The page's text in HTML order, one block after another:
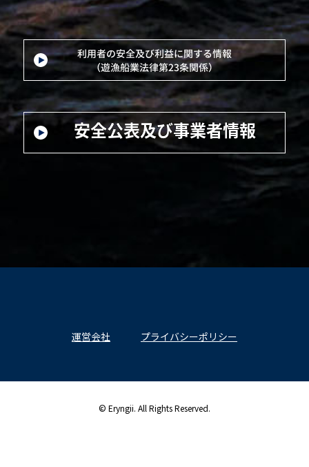
運営会社 プライバシーポリシー
© Eryngii. All Rights Reserved.